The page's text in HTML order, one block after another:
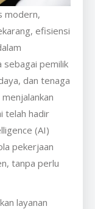
modern,
efisiensi
sebagai pemilik
dan tenaga
telah hadir
(AI)
pekerjaan
tanpa perlu
layanan